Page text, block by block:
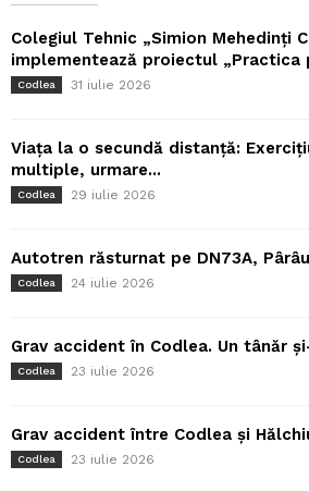
Colegiul Tehnic „Simion Mehedinți
implementează proiectul „Practica
Codlea 31 iulie 2026
Viața la o secundă distanță:
multiple, urmare...
Codlea 29 iulie 2026
Autotren răsturnat pe DN73A,
Codlea 24 iulie 2026
Grav accident în Codlea. Un tânăr
Codlea 23 iulie 2026
Grav accident între Codlea și
Codlea 23 iulie 2026